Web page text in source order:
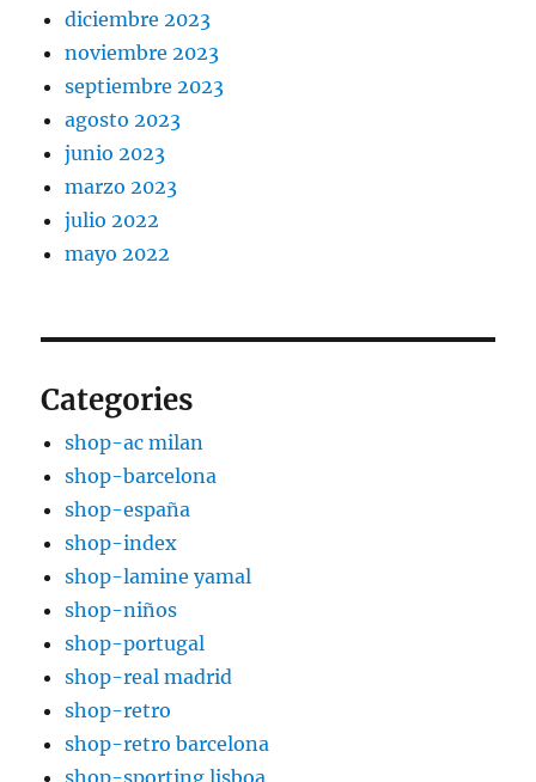
diciembre 2023
noviembre 2023
septiembre 2023
agosto 2023
junio 2023
marzo 2023
julio 2022
mayo 2022
Categories
shop-ac milan
shop-barcelona
shop-españa
shop-index
shop-lamine yamal
shop-niños
shop-portugal
shop-real madrid
shop-retro
shop-retro barcelona